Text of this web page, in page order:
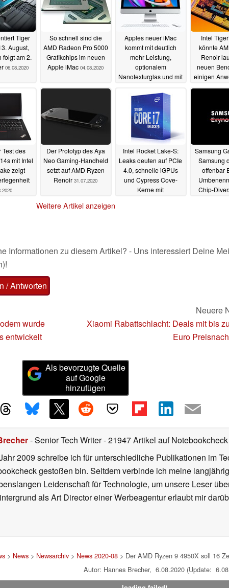
Tiger
August,
folgt am 2.
06.08.2020
So schnell sind die
AMD Radeon Pro 5000
Grafikchips im neuen
Apple iMac 04.08.2020
Apples neuer iMac
kommt mit deutlich
mehr Leistung,
optionalem
Nanotexturglas und mit
Webcam04.08.2020
Intel
könnte
Renoir
neuen
einigen
Test des
mit Intel
zeigt
Der Prototyp des Aya
Neo Gaming-Handheld
setzt auf AMD Ryzen
Renoir 31.07.2020
Intel Rocket Lake-S:
Leaks deuten auf PCIe
4.0, schnelle iGPUs
und Cypress Cove-
Kerne mit
Samsung
Samsung
offenbar
Chip-
Weitere Artikel anzeigen
Informationen zu diesem Artikel? - Uns interessiert Deine
/ Antworten
wurde
entwickelt
Neuere
Xiaomi Rabattschlacht: Deals mit bis
Euro
Als bevorzugte Quelle
auf Google
hinzufügen
- Senior Tech Writer- 21947 Artikel auf
2009 schreibe ich für unterschiedliche Publikationen im
gestoßen bin. Seitdem verbinde ich meine
Leidenschaft für Technologie, um unsere Leser
als Art Director einer Werbeagentur erlaubt mir
> News > Newsarchiv > News 2020-08 > Der AMD Ryzen 9 4950X soll 16
Autor: Hannes Brecher, 6.08.2020 (Update: